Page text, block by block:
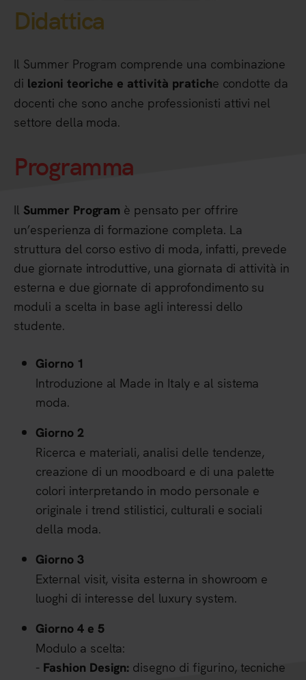
Didattica
Il Summer Program comprende una combinazione
di lezioni teoriche e attività pratiche condotte da
docenti che sono anche professionisti attivi nel
settore della moda.
Programma
Il Summer Program è pensato per offrire
un’esperienza di formazione completa. La
struttura del corso estivo di moda, infatti, prevede
due giornate introduttive, una giornata di attività in
esterna e due giornate di approfondimento su
moduli a scelta in base agli interessi dello
studente.
Giorno 1
Introduzione al Made in Italy e al sistema
moda.
Giorno 2
Ricerca e materiali, analisi delle tendenze,
creazione di un moodboard e di una palette
colori interpretando in modo personale e
originale i trend stilistici, culturali e sociali
della moda.
Giorno 3
External visit, visita esterna in showroom e
luoghi di interesse del luxury system.
Giorno 4 e 5
Modulo a scelta:
- Fashion Design: disegno di figurino, tecniche